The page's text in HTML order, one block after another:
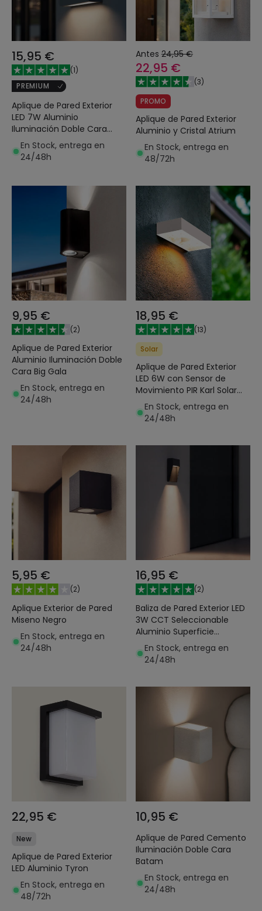
15,95 €
(1)
PREMIUM
Aplique de Pared Exterior
LED 7W Aluminio
Iluminación Doble Cara
CCT Seleccionable Brooky S
En Stock, entrega en
24/48h
Antes 24,95 €
22,95 €
(3)
PROMO
Aplique de Pared Exterior
Aluminio y Cristal Atrium
En Stock, entrega en
48/72h
9,95 €
(2)
Aplique de Pared Exterior
Aluminio Iluminación Doble
Cara Big Gala
En Stock, entrega en
24/48h
18,95 €
(13)
Solar
Aplique de Pared Exterior
LED 6W con Sensor de
Movimiento PIR Karl Solar
Blanco
En Stock, entrega en
24/48h
5,95 €
(2)
Aplique Exterior de Pared
Miseno Negro
En Stock, entrega en
24/48h
16,95 €
(2)
Baliza de Pared Exterior LED
3W CCT Seleccionable
Aluminio Superficie
Cuadrado Jade
En Stock, entrega en
24/48h
22,95 €
New
Aplique de Pared Exterior
LED Aluminio Tyron
En Stock, entrega en
48/72h
10,95 €
Aplique de Pared Cemento
Iluminación Doble Cara
Batam
En Stock, entrega en
24/48h